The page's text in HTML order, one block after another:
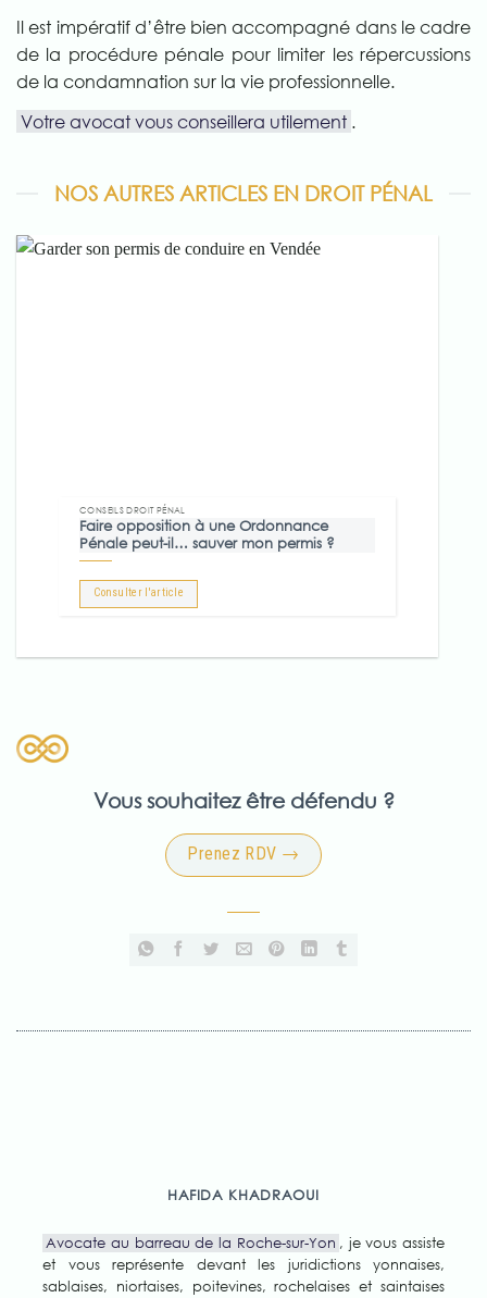
Il est impératif d’être bien accompagné dans le cadre
de la procédure pénale pour limiter les répercussions
de la condamnation sur la vie professionnelle.
Votre avocat vous conseillera utilement .
NOS AUTRES ARTICLES EN DROIT PÉNAL
CONSEILS DROIT PÉNAL
Faire opposition à une Ordonnance
Pénale peut-il… sauver mon permis ?
Consulter l'article
Vous souhaitez être défendu ?
Prenez RDV →
HAFIDA KHADRAOUI
Avocate au barreau de la Roche-sur-Yon , je vous assiste
et vous représente devant les juridictions yonnaises,
sablaises, niortaises, poitevines, rochelaises et saintaises